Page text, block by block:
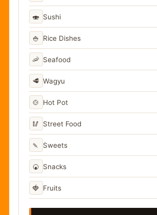
🍣 Sushi
🍚 Rice Dishes
🦐 Seafood
🥩 Wagyu
🍲 Hot Pot
🥢 Street Food
🍡 Sweets
🍘 Snacks
🍓 Fruits